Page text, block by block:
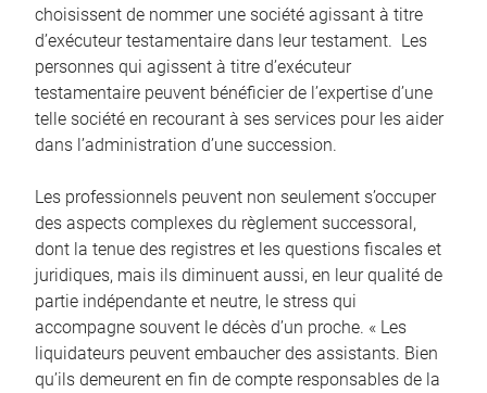
choisissent de nommer une société agissant à titre
d’exécuteur testamentaire dans leur testament. Les
personnes qui agissent à titre d’exécuteur
testamentaire peuvent bénéficier de l’expertise d’une
telle société en recourant à ses services pour les aider
dans l’administration d’une succession.
Les professionnels peuvent non seulement s’occuper
des aspects complexes du règlement successoral,
dont la tenue des registres et les questions fiscales et
juridiques, mais ils diminuent aussi, en leur qualité de
partie indépendante et neutre, le stress qui
accompagne souvent le décès d’un proche. « Les
liquidateurs peuvent embaucher des assistants. Bien
qu’ils demeurent en fin de compte responsables de la